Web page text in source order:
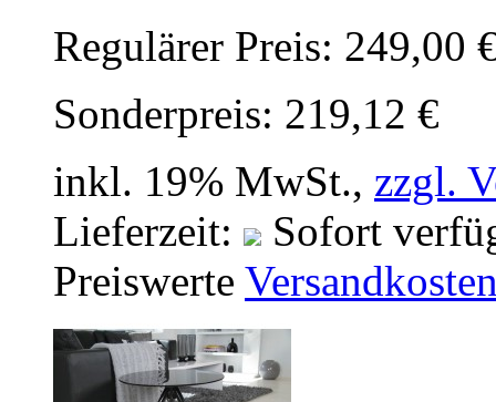
Regulärer Preis: 249,00
Sonderpreis: 219,12 €
inkl. 19% MwSt., zzgl.
Lieferzeit:
Sofort
Preiswerte